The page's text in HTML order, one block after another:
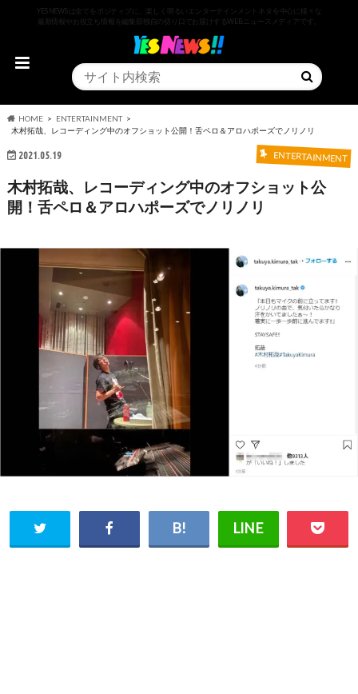
YESNEWSは全てをポジティブに、楽しく明るいエンターテインメントネタを中心に様々な
最新情報やお役立ち情報を編集部独自の切り口でお届けするWEBニュースメディアです。
HOME
ENTERTAINMENT
木村拓哉、レコーディング中のオフショット公開！舌ペロ＆アロハポーズでノリノリ
2021.05.19 ENTERTAINMENT
木村拓哉、レコーディング中のオフショット公
開！舌ペロ＆アロハポーズでノリノリ